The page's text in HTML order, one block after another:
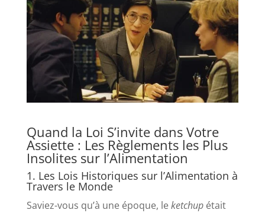
Quand la Loi S’invite dans Votre
Assiette : Les Règlements les Plus
Insolites sur l’Alimentation
1. Les Lois Historiques sur l’Alimentation à
Travers le Monde
Saviez-vous qu’à une époque, leketchupétait